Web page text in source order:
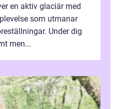
en aktiv glaciär med
som utmanar
Under dig
men...